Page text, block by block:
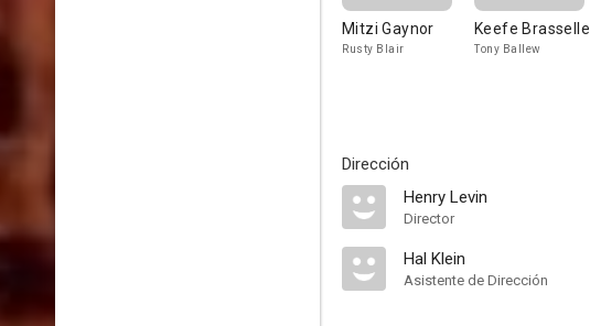
Mitzi Gaynor
Rusty Blair
Keefe Brasselle
Tony Ballew
Dirección
Henry Levin
Director
Hal Klein
Asistente de Dirección